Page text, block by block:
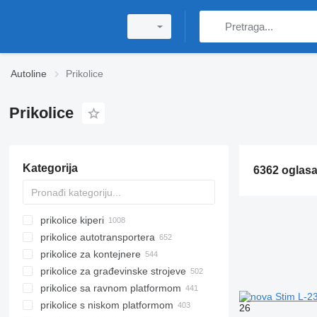
Autoline Prikolice
Prikolice
Kategorija
prikolice kiperi
prikolice autotransportera
prikolice za kontejnere
prikolice za građevinske strojeve
prikolice sa ravnom platformom
prikolice s niskom platformom
6362
26